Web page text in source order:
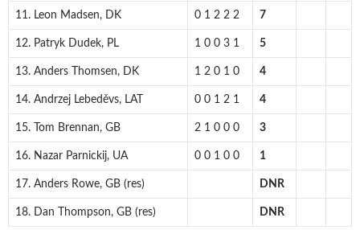
11. Leon Madsen, DK 0 1 2 2 2 7
12. Patryk Dudek, PL 1 0 0 3 1 5
13. Anders Thomsen, DK 1 2 0 1 0 4
14. Andrzej Lebeděvs, LAT 0 0 1 2 1 4
15. Tom Brennan, GB 2 1 0 0 0 3
16. Nazar Parnickij, UA 0 0 1 0 0 1
17. Anders Rowe, GB (res) DNR
18. Dan Thompson, GB (res) DNR